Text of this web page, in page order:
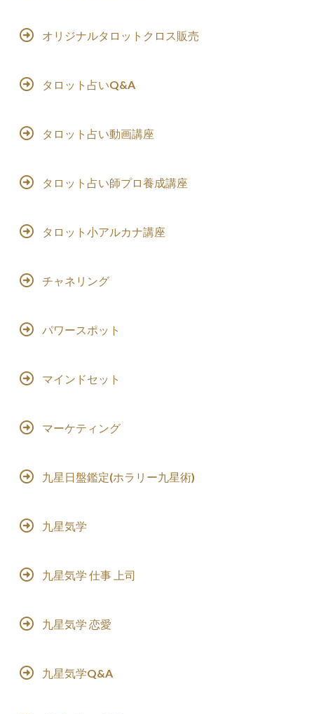
オリジナルタロットクロス販売
タロット占いQ&A
タロット占い動画講座
タロット占い師プロ養成講座
タロット小アルカナ講座
チャネリング
パワースポット
マインドセット
マーケティング
九星日盤鑑定(ホラリー九星術)
九星気学
九星気学 仕事 上司
九星気学 恋愛
九星気学Q&A